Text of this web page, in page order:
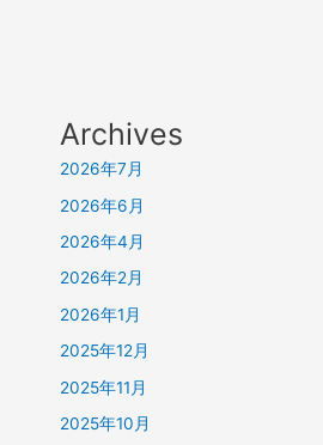
Archives
2026年7月
2026年6月
2026年4月
2026年2月
2026年1月
2025年12月
2025年11月
2025年10月